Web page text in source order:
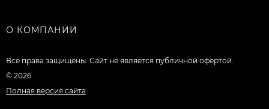
О КОМПАНИИ
Все права защищены. Сайт не является публичной офертой.
© 2026
Полная версия сайта